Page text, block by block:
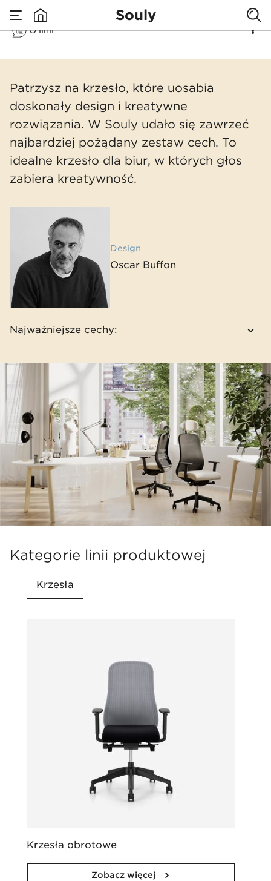
Souly
O linii
Souly
środowisku
krzesło z
nowoczesną
duszą
Patrzysz na krzesło, które uosabia
doskonały design i kreatywne
rozwiązania. W Souly udało się zawrzeć
najbardziej pożądany zestaw cech. To
idealne krzesło dla biur, w których głos
zabiera kreatywność.
Design
Oscar Buffon
Najważniejsze cechy:
Dwie wersje oparcia: siatkowe i
Ekstra komfort dzięki opcjonalnym
sprężynom w siedzisku
Zagłówek regulowany w trzech
płaszczyznach
Dwa koncepty kolorystyczne: jasno-szary i
czarny
wysyłkę kurerierską
Kategorie linii produktowej
Krzesła obrotowe
Zobacz więcej